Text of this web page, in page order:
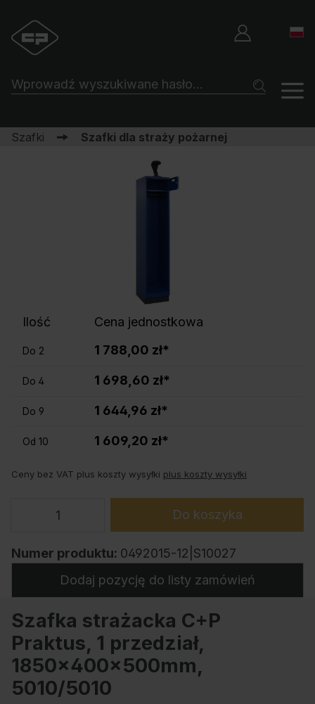
Szafki Szafki dla straży pożarnej
Ilość Cena jednostkowa
Do 2 1 788,00 zł*
Do 4 1 698,60 zł*
Do 9 1 644,96 zł*
Od 10 1 609,20 zł*
Ceny bez VAT plus koszty wysyłki plus koszty wysyłki
Do koszyka
Numer produktu: 0492015-12|S10027
Dodaj pozycję do listy zamówień
Szafka strażacka C+P
Praktus, 1 przedział,
1850x400x500mm,
5010/5010